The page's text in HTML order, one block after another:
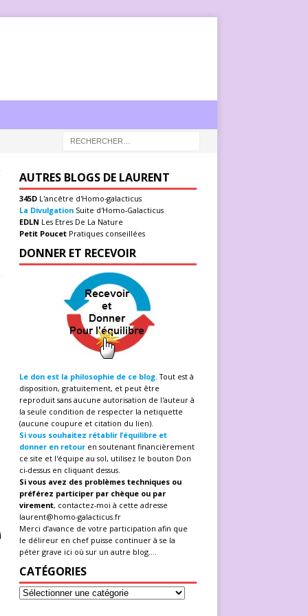
AUTRES BLOGS DE LAURENT
345D L'ancêtre d'Homo-galacticus
La Divulgation Suite d'Homo-Galacticus
EDLN Les Etres De La Nature
Petit Poucet Pratiques conseillées
DONNER ET RECEVOIR
Le don est la philosophie de ce blog.Tout est à
disposition, gratuitement, et peut être
reproduit sans aucune autorisation de l'auteur à
la seule condition de respecter la netiquette
(aucune coupure et citation du lien).
Si vous souhaitez rétablir l’équilibre et
donner en retour en soutenant financièrement
ce site et l'équipe au sol, utilisez le bouton Don
ci-dessus en cliquant dessus.
Si vous avez des problèmes techniques ou
préférez participer par chèque ou par
virement, contactez-moi à cette adresse
laurent@homo-galacticus.fr
Merci d’avance de votre participation afin que
le délireur en chef puisse continuer à se la
péter grave ici où sur un autre blog....
CATÉGORIES